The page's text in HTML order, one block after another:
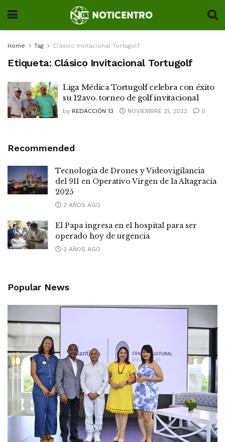
Home Tag Clásico Invitacional Tortugolf
Etiqueta: Clásico Invitacional Tortugolf
Liga Médica Tortugolf celebra con éxito
su 12avo. torneo de golf invitacional
by REDACCIÓN 13 NOVIEMBRE 21, 2022 0
Recommended
Tecnología de Drones y Videovigilancia
del 911 en Operativo Virgen de la Altagracia
2025
2 AÑOS AGO
El Papa ingresa en el hospital para ser
operado hoy de urgencia
3 AÑOS AGO
Popular News